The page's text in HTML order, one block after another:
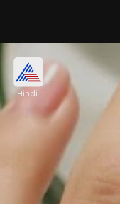
स्मॉल सॉलिटायर
गोल्ड स्टोन रिंग
नूर बढ़ाते हुए
Image credits: pinterest
Hindi